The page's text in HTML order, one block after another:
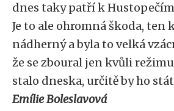
dnes taky patří k
Je to ale ohromná škoda, ten
nádherný a byla to velká
že se zboural jen kvůli
stalo dneska, určitě by ho
Emílie Boleslavová